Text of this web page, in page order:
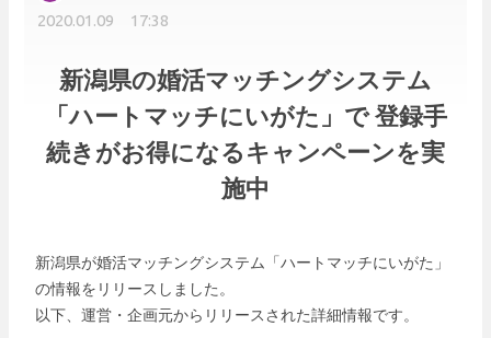
2020.01.09 17:38
新潟県の婚活マッチングシステム
「ハートマッチにいがた」で 登録手
続きがお得になるキャンペーンを実
施中
新潟県が婚活マッチングシステム「ハートマッチにいがた」
の情報をリリースしました。
以下、運営・企画元からリリースされた詳細情報です。